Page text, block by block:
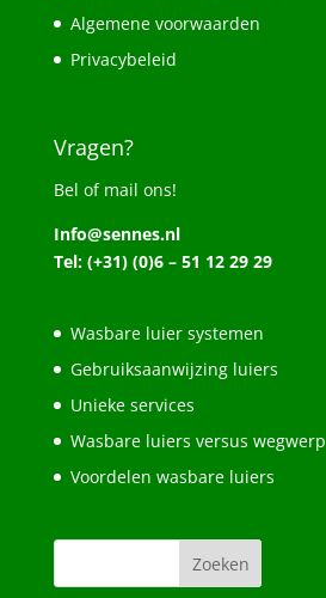
Algemene voorwaarden
Privacybeleid
Vragen?
Bel of mail ons!
Info@sennes.nl
Tel: (+31) (0)6 – 51 12 29 29
Wasbare luier systemen
Gebruiksaanwijzing luiers
Unieke services
Wasbare luiers versus wegwerp
Voordelen wasbare luiers